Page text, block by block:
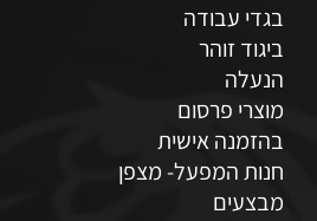
בגדי עבודה
ביגוד זוהר
הנעלה
מוצרי פרסום
בהזמנה אישית
חנות המפעל- מצפן
מבצעים